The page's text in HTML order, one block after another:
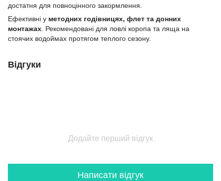
достатня для повноцінного закормлення.
Ефективні у методних годівницях, флет та донних
монтажах . Рекомендовані для ловлі коропа та ляща на
стоячих водоймах протягом теплого сезону.
Відгуки
Додайте перший відгук
Написати відгук